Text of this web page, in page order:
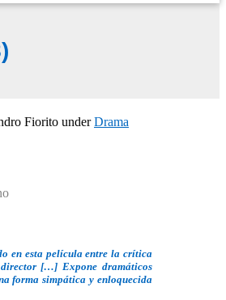
Fiorito underDrama
en esta película entre la crítica
[…] Expone dramáticos
forma simpática y enloquecida